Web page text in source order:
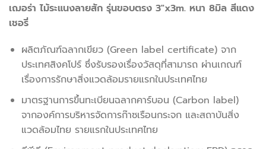
เฌอร่า ไม้ระแนงลายสัก รุ่นขอบตรง 3″x3m. หนา 8มิล สีแดง
เชอรี่
ผลิตภัณฑ์ฉลากเขียว (Green label certificate) จาก
ประเทศสิงคโปร์ ซึ่งรับรองเรื่องวัสดุที่สามารถ ผ่านเกณฑ์
เรื่องการรักษาสิ่งแวดล้อมรายแรกในประเทศไทย
มาตรฐานการขึ้นทะเบียนฉลากคาร์บอน (Carbon label)
จากองค์การบริหารจัดการก๊าซเรือนกระจก และสถาบันสิ่ง
แวดล้อมไทย รายแรกในประเทศไทย